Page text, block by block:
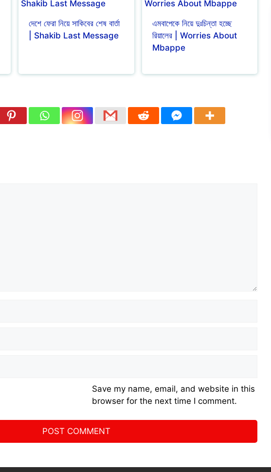
দেশে ফেরা নিয়ে সাকিবের শেষ বার্তা
| Shakib Last Message
এমবাপেকে নিয়ে দুঃচিন্তা হচ্ছে
রিয়ালের | Worries About
Mbappe
Save my name, email, and website in this
browser for the next time I comment.